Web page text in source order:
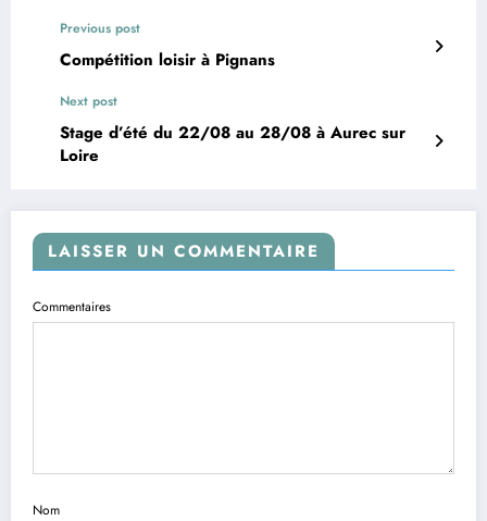
Previous post
Compétition loisir à Pignans
Next post
Stage d’été du 22/08 au 28/08 à Aurec sur
Loire
LAISSER UN COMMENTAIRE
Commentaires
Nom